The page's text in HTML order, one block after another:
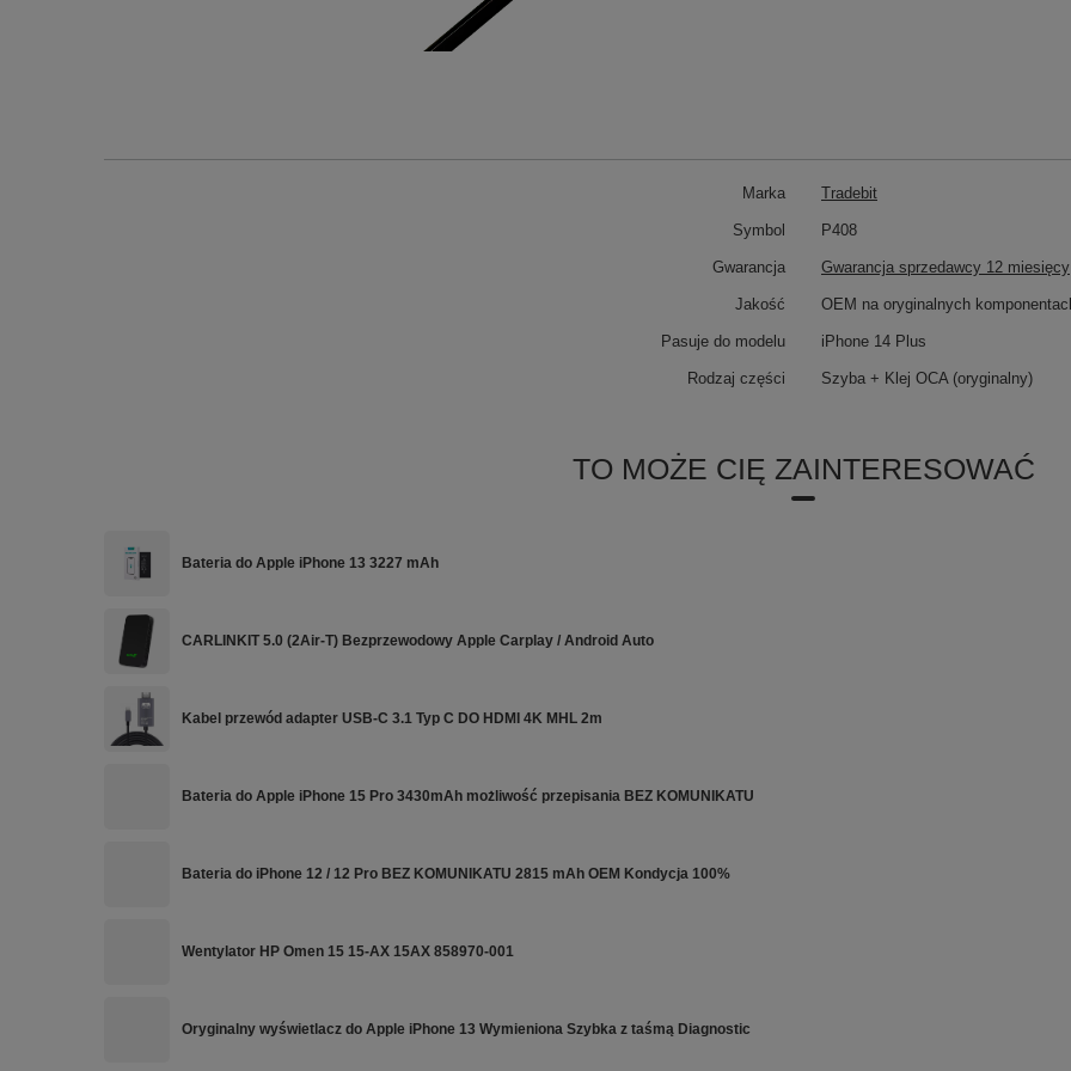
Marka Tradebit
Symbol P408
Gwarancja Gwarancja sprzedawcy 12 miesięcy
Jakość OEM na oryginalnych
Pasuje do modelu iPhone 14 Plus
Rodzaj części Szyba + Klej OCA (oryginalny)
TO MOŻE CIĘ ZAINTERESOWAĆ
Bateria do Apple iPhone 13 3227 mAh
CARLINKIT 5.0 (2Air-T) Bezprzewodowy Apple Carplay / Android Auto
Kabel przewód adapter USB-C 3.1 Typ C DO HDMI 4K MHL 2m
Bateria do Apple iPhone 15 Pro 3430mAh możliwość przepisania BEZ KOMUNIKATU
Bateria do iPhone 12 / 12 Pro BEZ KOMUNIKATU 2815 mAh OEM Kondycja 100%
Wentylator HP Omen 15 15-AX 15AX 858970-001
Oryginalny wyświetlacz do Apple iPhone 13 Wymieniona Szybka z taśmą Diagnostic